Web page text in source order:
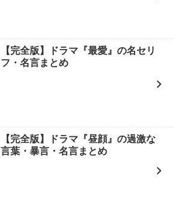
【完全版】ドラマ『最愛』の名セリ
フ・名言まとめ
【完全版】ドラマ『昼顔』の過激な
言葉・暴言・名言まとめ